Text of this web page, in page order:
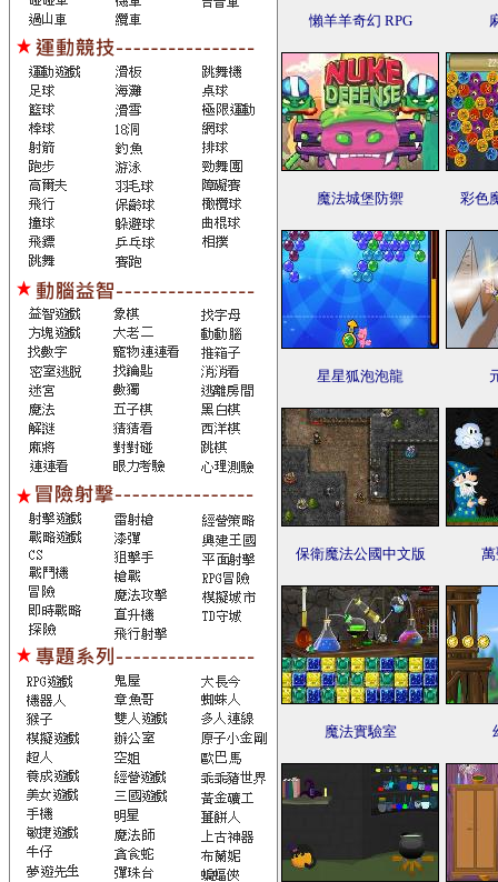
懶羊羊奇幻 RPG
魔法城堡防禦 彩色
星星狐泡泡龍
保衛魔法公國中文版
魔法實驗室